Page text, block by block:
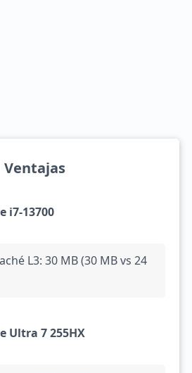
Ventajas
i7-13700
L3: 30 MB (30 MB vs 24
Ultra 7 255HX